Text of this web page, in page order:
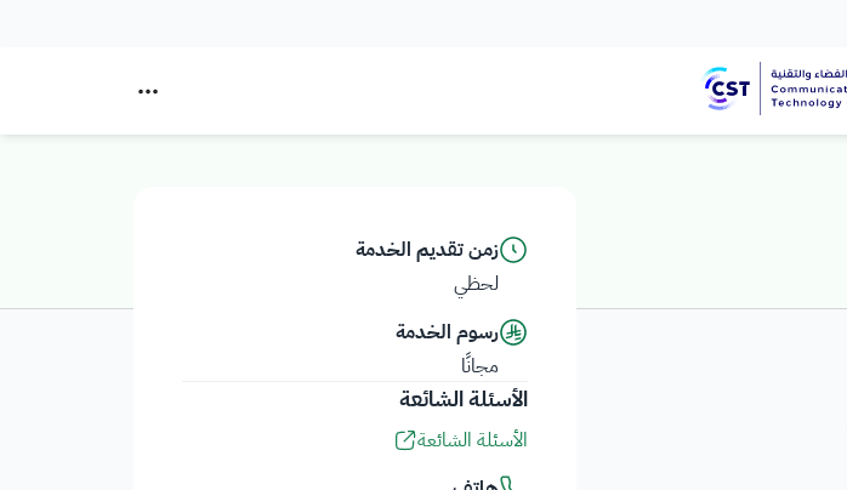
زمن تقديم الخدمة
لحظي
رسوم الخدمة
مجانًا
الأسئلة الشائعة
الأسئلة الشائعة